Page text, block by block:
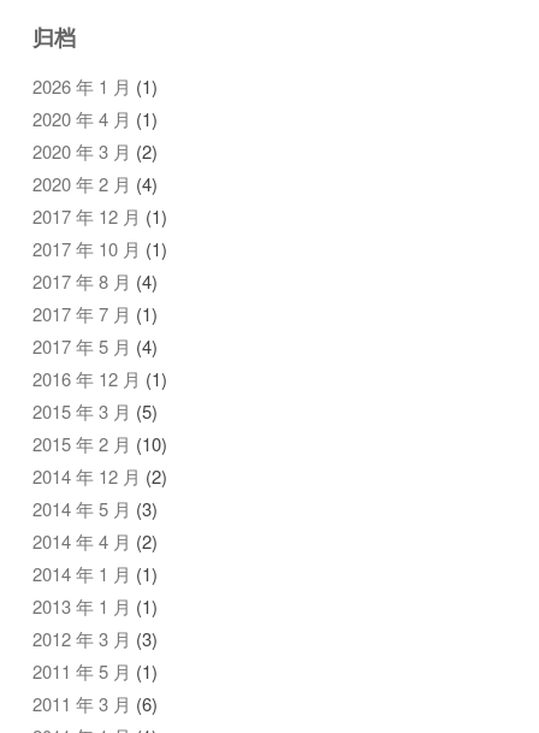
归档
2026 年 1 月 (1)
2020 年 4 月 (1)
2020 年 3 月 (2)
2020 年 2 月 (4)
2017 年 12 月 (1)
2017 年 10 月 (1)
2017 年 8 月 (4)
2017 年 7 月 (1)
2017 年 5 月 (4)
2016 年 12 月 (1)
2015 年 3 月 (5)
2015 年 2 月 (10)
2014 年 12 月 (2)
2014 年 5 月 (3)
2014 年 4 月 (2)
2014 年 1 月 (1)
2013 年 1 月 (1)
2012 年 3 月 (3)
2011 年 5 月 (1)
2011 年 3 月 (6)